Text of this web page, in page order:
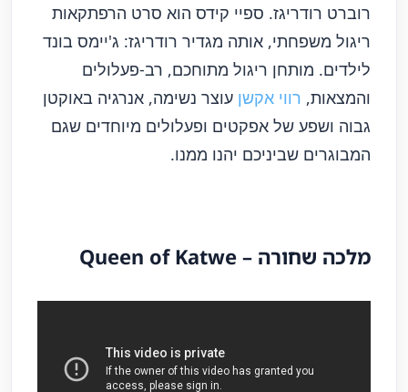
רוברט רודריגז. ספיי קידס הוא סרט הרפתקאות
ריגול משפחתי, אותה מגדיר רודריגז: ג'יימס בונד
לילדים. מותחן ריגול מתוחכם, רב-פעלולים
והמצאות, רווי אקשן עוצר נשימה, אנרגיה באוקטן
גבוה ושפע של אפקטים ופעלולים מיוחדים שגם
המבוגרים שביניכם יהנו ממנו.
מלכה שחורה – Queen of Katwe